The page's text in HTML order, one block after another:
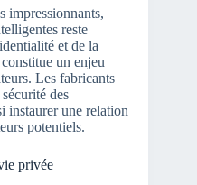
impressionnants,
reste
et de la
un enjeu
Les fabricants
des
instaurer une relation
potentiels.
privée